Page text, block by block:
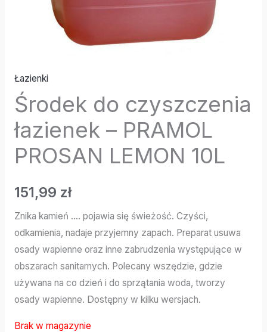
Łazienki
Środek do czyszczenia
łazienek – PRAMOL
PROSAN LEMON 10L
151,99 zł
Znika kamień …. pojawia się świeżość. Czyści,
odkamienia, nadaje przyjemny zapach. Preparat usuwa
osady wapienne oraz inne zabrudzenia występujące w
obszarach sanitarnych. Polecany wszędzie, gdzie
używana na co dzień i do sprzątania woda, tworzy
osady wapienne. Dostępny w kilku wersjach.
Brak w magazynie